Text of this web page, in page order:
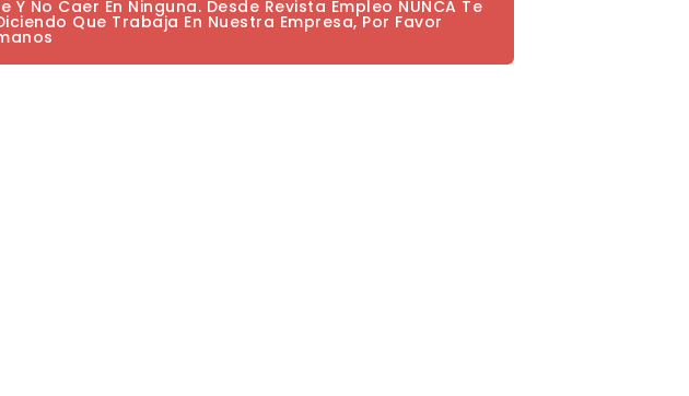
No Caer En Ninguna. Desde Revista Empleo NUNCA Te
Que Trabaja En Nuestra Empresa, Por Favor